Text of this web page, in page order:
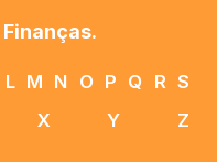
L M N O P Q R S
X Y Z